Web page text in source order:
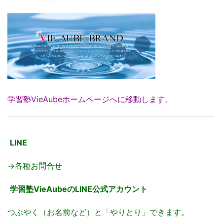
学習塾VieAubeホームページへに移動します。
LINE
→各種お問合せ
学習塾VieAubeのLINE公式アカウント
つぶやく（お名前など）と「やりとり」できます。